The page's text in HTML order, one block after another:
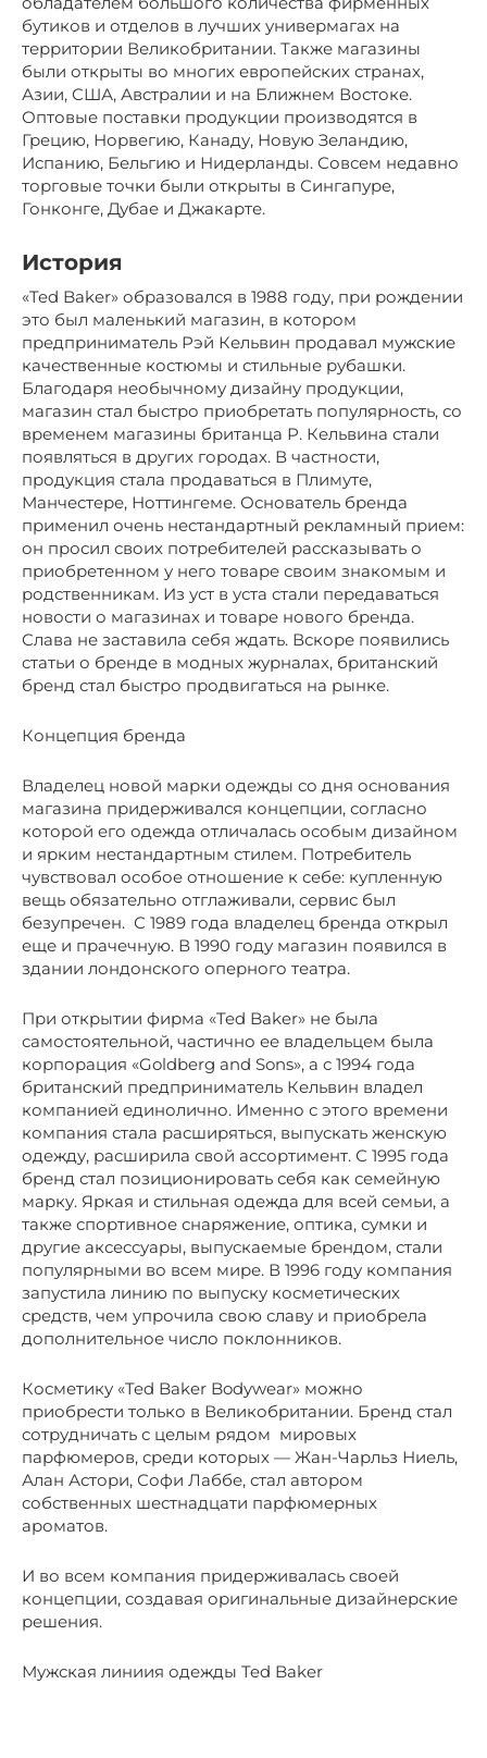
бутиков и отделов в лучших универмагах на
территории Великобритании. Также магазины
были открыты во многих европейских странах,
Азии, США, Австралии и на Ближнем Востоке.
Оптовые поставки продукции производятся в
Грецию, Норвегию, Канаду, Новую Зеландию,
Испанию, Бельгию и Нидерланды. Совсем недавно
торговые точки были открыты в Сингапуре,
Гонконге, Дубае и Джакарте.
История
«Ted Baker» образовался в 1988 году, при рождении
это был маленький магазин, в котором
предприниматель Рэй Кельвин продавал мужские
качественные костюмы и стильные рубашки.
Благодаря необычному дизайну продукции,
магазин стал быстро приобретать популярность, со
временем магазины британца Р. Кельвина стали
появляться в других городах. В частности,
продукция стала продаваться в Плимуте,
Манчестере, Ноттингеме. Основатель бренда
применил очень нестандартный рекламный прием:
он просил своих потребителей рассказывать о
приобретенном у него товаре своим знакомым и
родственникам. Из уст в уста стали передаваться
новости о магазинах и товаре нового бренда.
Слава не заставила себя ждать. Вскоре появились
статьи о бренде в модных журналах, британский
бренд стал быстро продвигаться на рынке.
Концепция бренда
Владелец новой марки одежды со дня основания
магазина придерживался концепции, согласно
которой его одежда отличалась особым дизайном
и ярким нестандартным стилем. Потребитель
чувствовал особое отношение к себе: купленную
вещь обязательно отглаживали, сервис был
безупречен. С 1989 года владелец бренда открыл
еще и прачечную. В 1990 году магазин появился в
здании лондонского оперного театра.
При открытии фирма «Ted Baker» не была
самостоятельной, частично ее владельцем была
корпорация «Goldberg and Sons», а с 1994 года
британский предприниматель Кельвин владел
компанией единолично. Именно с этого времени
компания стала расширяться, выпускать женскую
одежду, расширила свой ассортимент. С 1995 года
бренд стал позиционировать себя как семейную
марку. Яркая и стильная одежда для всей семьи, а
также спортивное снаряжение, оптика, сумки и
другие аксессуары, выпускаемые брендом, стали
популярными во всем мире. В 1996 году компания
запустила линию по выпуску косметических
средств, чем упрочила свою славу и приобрела
дополнительное число поклонников.
Косметику «Ted Baker Bodywear» можно
приобрести только в Великобритании. Бренд стал
сотрудничать с целым рядом мировых
парфюмеров, среди которых — Жан-Чарльз Ниель,
Алан Астори, Софи Лаббе, стал автором
собственных шестнадцати парфюмерных
ароматов.
И во всем компания придерживалась своей
концепции, создавая оригинальные дизайнерские
решения.
Мужская линиия одежды Ted Baker